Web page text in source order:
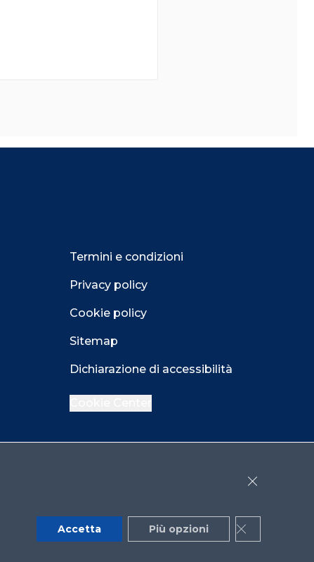
Termini e condizioni
Privacy policy
Cookie policy
Sitemap
Dichiarazione di accessibilità
YouTube X
Close
Accetta Più opzioni